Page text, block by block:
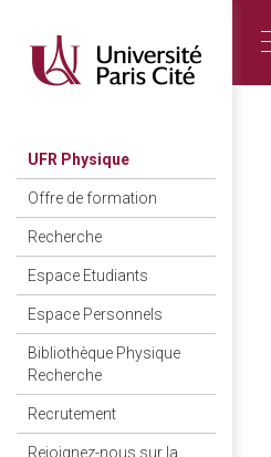
contenu
principal
UFR Physique
Offre de formation
Recherche
Espace Etudiants
Espace Personnels
Bibliothèque Physique
Recherche
Recrutement
Rejoignez-nous sur la